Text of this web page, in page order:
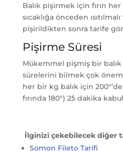
Balık pişirmek için fırın
sıcaklığa önceden
pişirildikten sonra tarife
Pişirme Süresi
Mükemmel pişmiş bir balık
sürelerini bilmek çok
her bir kg balık için
fırında 180°) 25 dakika
İlginizi çekebilecek diğer
Somon Fileto Tarifi